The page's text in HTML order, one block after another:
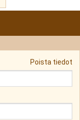
Poista tiedot